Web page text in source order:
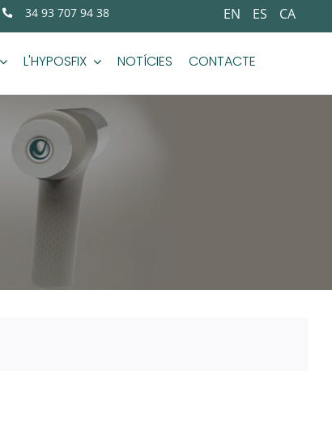
34 93 707 94 38 EN ES CA
L'HYPOSFIX NOTÍCIES CONTACTE